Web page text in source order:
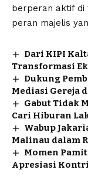
berperan aktif di
peran majelis
Dari KIPI
Transformasi
Dukung
Mediasi Gereja
Gabut Tidak
Cari Hiburan
Wabup
Malinau dalam
Momen
Apresiasi